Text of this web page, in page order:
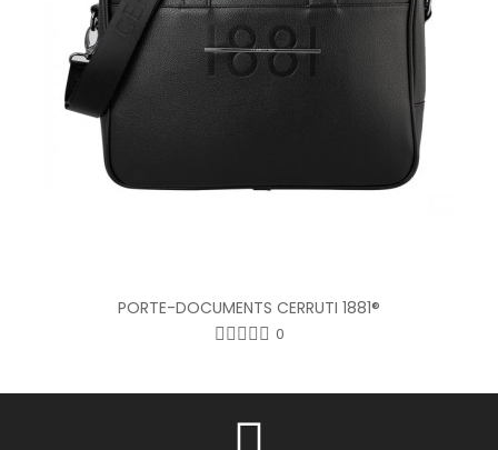
PORTE-DOCUMENTS CERRUTI 1881®
0